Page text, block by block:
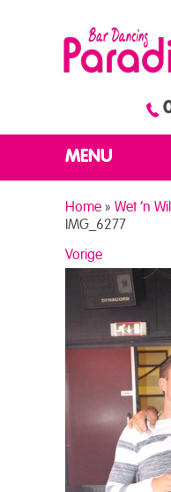
MENU
Home » Wet ’n
IMG_6277
Vorige